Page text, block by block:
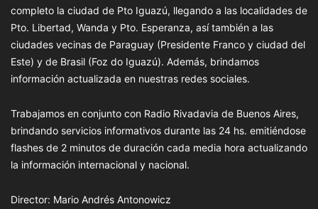
completo la ciudad de Pto Iguazú, llegando a las localidades de
Pto. Libertad, Wanda y Pto. Esperanza, así también a las
ciudades vecinas de Paraguay (Presidente Franco y ciudad del
Este) y de Brasil (Foz do Iguazú). Además, brindamos
información actualizada en nuestras redes sociales.
Trabajamos en conjunto con Radio Rivadavia de Buenos Aires,
brindando servicios informativos durante las 24 hs. emitiéndose
flashes de 2 minutos de duración cada media hora actualizando
la información internacional y nacional.
Director: Mario Andrés Antonowicz